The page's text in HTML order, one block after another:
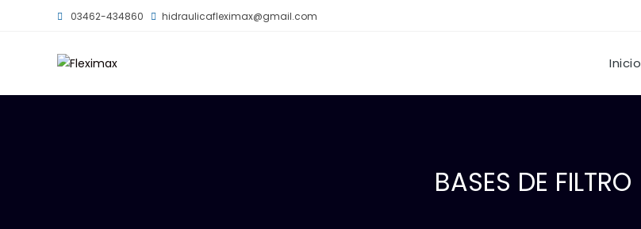
03462-434860 hidraulicafleximax@gmail.com
Inicio
BASES DE FILTRO